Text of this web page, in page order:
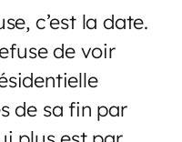
c’est la date.
de voir
de sa fin par